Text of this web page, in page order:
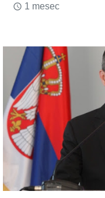
access_time 1 mesec